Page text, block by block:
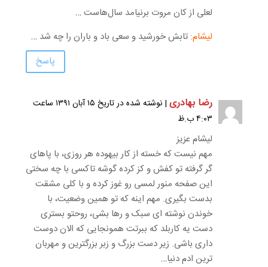
لعلی از کان مروت برنیامد سال‌هاست …
لیشام: تابش خورشید و سعی باد و باران را چه شد …
پاسخ
رضا بهادری
| نوشته شده در تاریخ ۱۵ آبان ۱۳۹۱ ساعت
۴:۰۳ ب.ظ
لیشام عزیز
مهم نیست که خسته از کار بیهوده هر روزی، با پاهای
گر گرفته تو کفش و کز کرده گوشه تاکسی با چه سختی
این صفحه منور لمسی رو غوز کرده و با کلی مشقت
بدست بگیری. مهم اینه که تو همین وضعیت، با
خوندن نوشته ای سبک و رها بشی، روحتو بستری
دست یه کاربلد که ببرتت همونجایی که الان دوست
داری باشی. زیر دست بزرگ و زبر بزرگترین و مهربان
ترین ادم دنیا…